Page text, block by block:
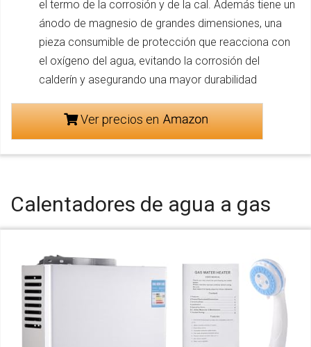
el termo de la corrosión y de la cal. Además tiene un
ánodo de magnesio de grandes dimensiones, una
pieza consumible de protección que reacciona con
el oxígeno del agua, evitando la corrosión del
calderín y asegurando una mayor durabilidad
Ver precios en
Calentadores de agua a gas